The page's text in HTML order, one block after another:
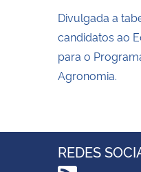
Divulgada a
candidatos ao
para o
Agronomia.
REDES